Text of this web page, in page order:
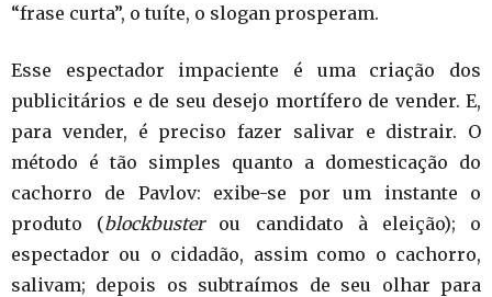
“frase curta”, o tuíte, o slogan prosperam.
Esse espectador impaciente é uma criação dos
publicitários e de seu desejo mortífero de vender. E,
para vender, é preciso fazer salivar e distrair. O
método é tão simples quanto a domesticação do
cachorro de Pavlov: exibe-se por um instante o
produto (blockbusterou candidato à eleição); o
espectador ou o cidadão, assim como o cachorro,
salivam; depois os subtraímos de seu olhar para